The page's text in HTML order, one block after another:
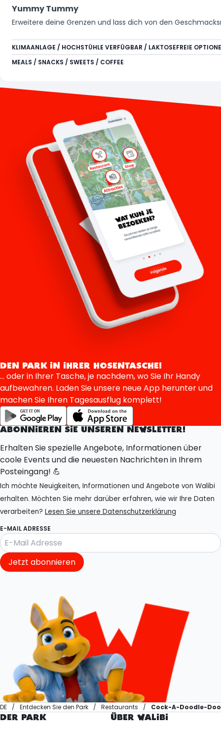
Yummy Tummy
Erweitere deine Grenzen und lass dich von den
KLIMAANLAGE / HOCHSTÜHLE VERFÜGBAR / LAKTOSEFREIE
MEALS / SNACKS / SWEETS / COFFEE
DEN PARK IN IHRER HOSENTASCHE!
... oder in Ihrer Tasche, je nachdem, wo Sie Ihr Handy
aufbewahren. Laden Sie unsere neue App herunter und
machen Sie Ihren Tagesausflug komplett!
ABONNIEREN SIE UNSEREN NEWSLETTER!
Erhalten Sie spezielle Angebote, Informationen über
coole Events und die neuesten Nachrichten in Ihrem
Posteingang! 💪
Ich möchte Neuigkeiten, Informationen und Angebote von Walibi
erhalten. Möchten Sie mehr darüber erfahren, wie wir Ihre Daten
verarbeiten? Lesen Sie unsere Datenschutzerklärung
E-MAIL ADRESSE
Jetzt abonnieren
DE Entdecken Sie den Park Restaurants
Cock-A-Doodle-Doo
DER PARK
ÜBER WALIBI